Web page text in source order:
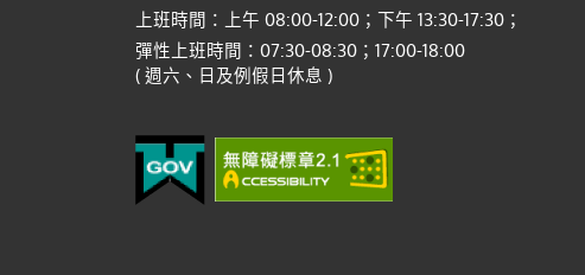
上班時間：上午 08:00-12:00；下午 13:30-17:30；
彈性上班時間：07:30-08:30；17:00-18:00
( 週六、日及例假日休息 )